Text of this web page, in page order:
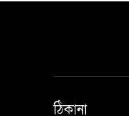
ঠিকানা